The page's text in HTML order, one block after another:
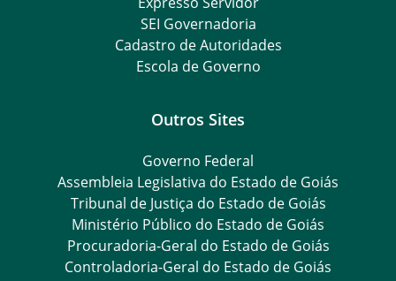
SEI Governadoria
Cadastro de Autoridades
Escola de Governo
Outros Sites
Governo Federal
Assembleia Legislativa do Estado de Goiás
Tribunal de Justiça do Estado de Goiás
Ministério Público do Estado de Goiás
Procuradoria-Geral do Estado de Goiás
Controladoria-Geral do Estado de Goiás